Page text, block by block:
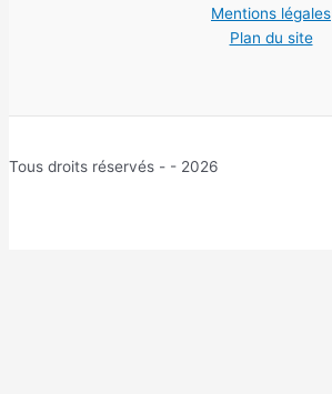
Mentions légales
Plan du site
Tous droits réservés - - 2026